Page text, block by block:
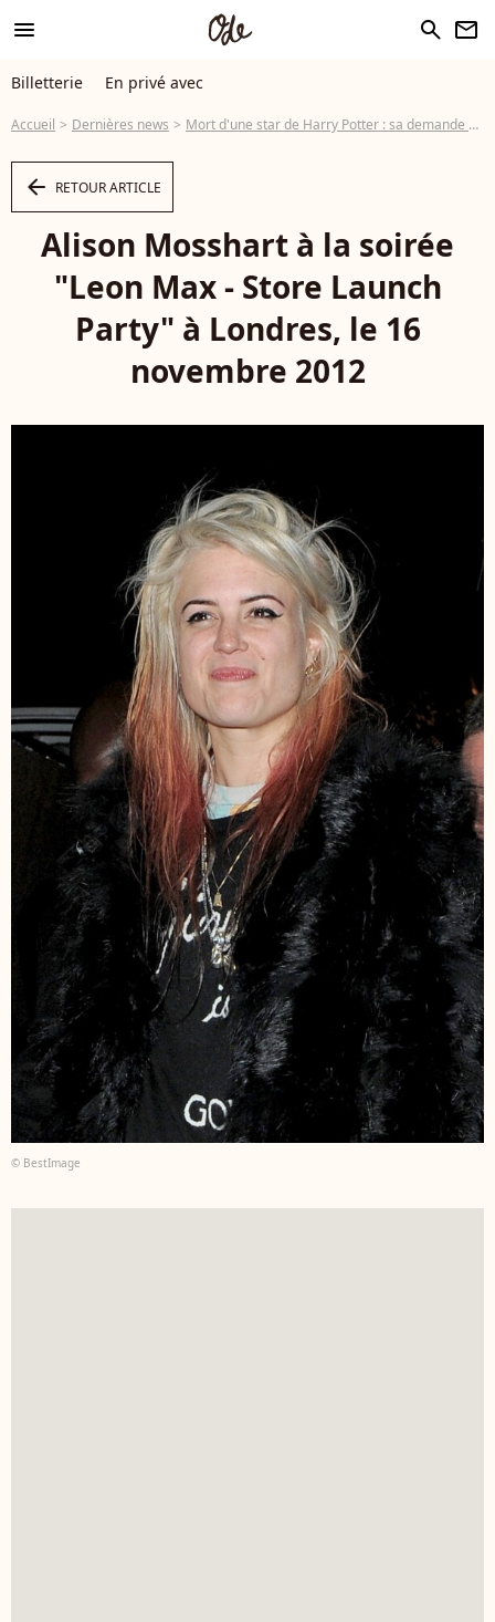
menu search newsletter
Billetterie En privé avec
Accueil Dernières news Mort d'une star de Harry Potter : sa demande spéciale à son célèbre mari avant de mourir
arrow_left RETOUR ARTICLE
Alison Mosshart à la soirée
"Leon Max - Store Launch
Party" à Londres, le 16
novembre 2012
© BestImage